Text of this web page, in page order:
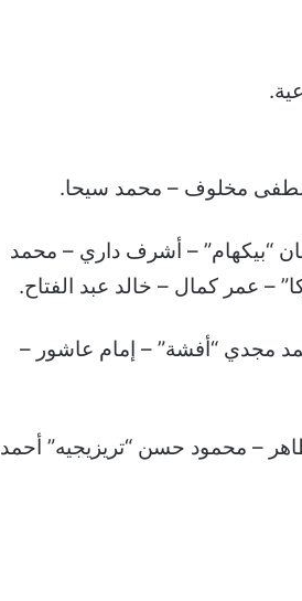
مخلوف – محمد سيحا.
“بيكهام” – أشرف داري – محمد
– عمر كمال – خالد عبد الفتاح.
مجدي “أفشة” – إمام عاشور –
– محمود حسن “تريزيجيه” أحمد